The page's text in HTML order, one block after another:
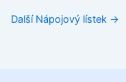
Další Nápojový lístek →